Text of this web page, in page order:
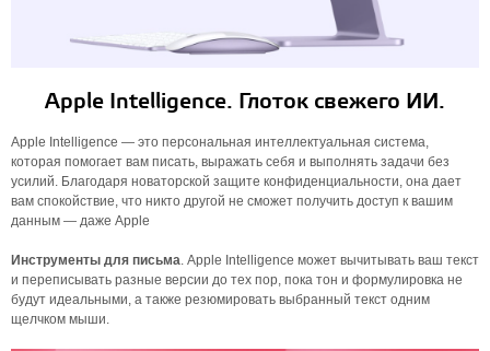
Apple Intelligence. Глоток свежего ИИ.
Apple Intelligence — это персональная интеллектуальная система,
которая помогает вам писать, выражать себя и выполнять задачи без
усилий. Благодаря новаторской защите конфиденциальности, она дает
вам спокойствие, что никто другой не сможет получить доступ к вашим
данным — даже Apple
Инструменты для письма. Apple Intelligence может вычитывать ваш текст
и переписывать разные версии до тех пор, пока тон и формулировка не
будут идеальными, а также резюмировать выбранный текст одним
щелчком мыши.